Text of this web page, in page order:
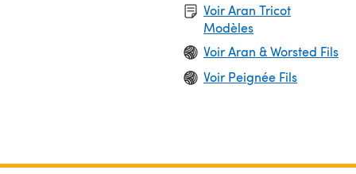
Voir Aran Tricot
Modèles
Voir Aran & Worsted Fils
Voir Peignée Fils